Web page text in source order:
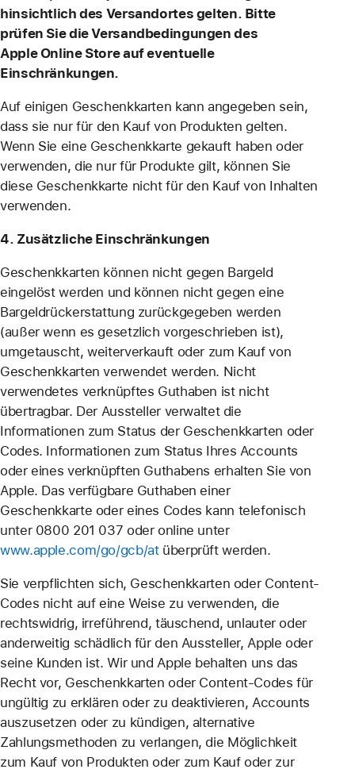
hinsichtlich des Versandortes gelten. Bitte
prüfen Sie die Versandbedingungen des
Apple Online Store auf eventuelle
Einschränkungen.
Auf einigen Geschenkkarten kann angegeben sein,
dass sie nur für den Kauf von Produkten gelten.
Wenn Sie eine Geschenkkarte gekauft haben oder
verwenden, die nur für Produkte gilt, können Sie
diese Geschenkkarte nicht für den Kauf von Inhalten
verwenden.
4. Zusätzliche Einschränkungen
Geschenkkarten können nicht gegen Bargeld
eingelöst werden und können nicht gegen eine
Bargeldrückerstattung zurückgegeben werden
(außer wenn es gesetzlich vorgeschrieben ist),
umgetauscht, weiterverkauft oder zum Kauf von
Geschenkkarten verwendet werden. Nicht
verwendetes verknüpftes Guthaben ist nicht
übertragbar. Der Aussteller verwaltet die
Informationen zum Status der Geschenkkarten oder
Codes. Informationen zum Status Ihres Accounts
oder eines verknüpften Guthabens erhalten Sie von
Apple. Das verfügbare Guthaben einer
Geschenkkarte oder eines Codes kann telefonisch
unter 0800 201 037 oder online unter
www.apple.com/go/gcb/atüberprüft werden.
Sie verpflichten sich, Geschenkkarten oder Content-
Codes nicht auf eine Weise zu verwenden, die
rechtswidrig, irreführend, täuschend, unlauter oder
anderweitig schädlich für den Aussteller, Apple oder
seine Kunden ist. Wir und Apple behalten uns das
Recht vor, Geschenkkarten oder Content-Codes für
ungültig zu erklären oder zu deaktivieren, Accounts
auszusetzen oder zu kündigen, alternative
Zahlungsmethoden zu verlangen, die Möglichkeit
zum Kauf von Produkten oder zum Kauf oder zur